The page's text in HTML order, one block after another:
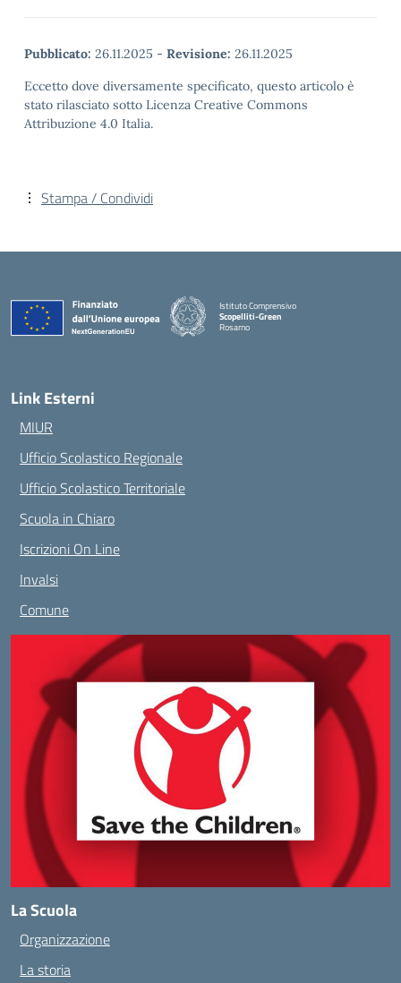
Pubblicato: 26.11.2025 - Revisione: 26.11.2025
Eccetto dove diversamente specificato, questo articolo è
stato rilasciato sotto Licenza Creative Commons
Attribuzione 4.0 Italia.
Stampa / Condividi
Istituto Comprensivo
Scopelliti-Green
Rosarno
Link Esterni
MIUR
Ufficio Scolastico Regionale
Ufficio Scolastico Territoriale
Scuola in Chiaro
Iscrizioni On Line
Invalsi
Comune
La Scuola
Organizzazione
La storia